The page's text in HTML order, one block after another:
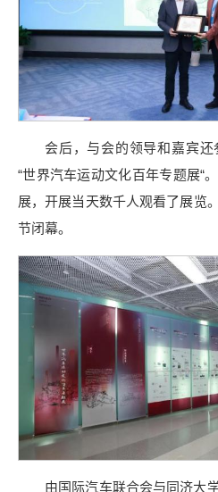
会后，与会的领导和嘉宾
“世界汽车运动文化百年专题展“
展，开展当天数千人观看了展览
节闭幕。
由国际汽车联合会与同济大